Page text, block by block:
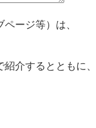
ージ等）は、
介するとともに、